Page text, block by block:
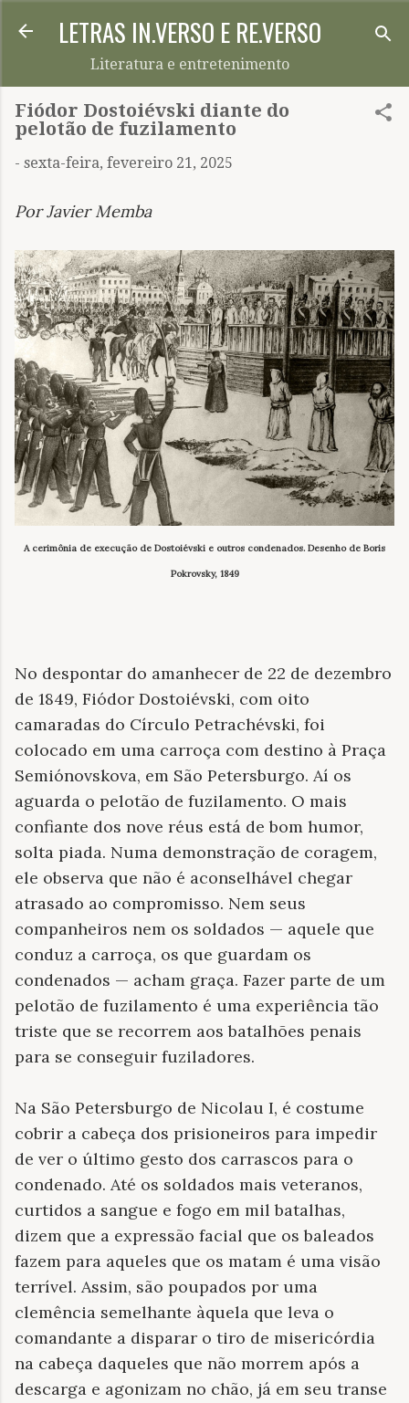
Pular para o conteúdo principal
LETRAS IN.VERSO E RE.VERSO
Literatura e entretenimento
Fiódor Dostoiévski diante do
pelotão de fuzilamento
- sexta-feira, fevereiro 21, 2025
Por Javier Memba
A cerimônia de execução de Dostoiévski e outros condenados. Desenho de Boris
Pokrovsky, 1849
No despontar do amanhecer de 22 de dezembro
de 1849, Fiódor Dostoiévski, com oito
camaradas do Círculo Petrachévski, foi
colocado em uma carroça com destino à Praça
Semiónovskova, em São Petersburgo. Aí os
aguarda o pelotão de fuzilamento. O mais
confiante dos nove réus está de bom humor,
solta piada. Numa demonstração de coragem,
ele observa que não é aconselhável chegar
atrasado ao compromisso. Nem seus
companheiros nem os soldados — aquele que
conduz a carroça, os que guardam os
condenados — acham graça. Fazer parte de um
pelotão de fuzilamento é uma experiência tão
triste que se recorrem aos batalhões penais
para se conseguir fuziladores.
Na São Petersburgo de Nicolau I, é costume
cobrir a cabeça dos prisioneiros para impedir
de ver o último gesto dos carrascos para o
condenado. Até os soldados mais veteranos,
curtidos a sangue e fogo em mil batalhas,
dizem que a expressão facial que os baleados
fazem para aqueles que os matam é uma visão
terrível. Assim, são poupados por uma
clemência semelhante àquela que leva o
comandante a disparar o tiro de misericórdia
na cabeça daqueles que não morrem após a
descarga e agonizam no chão, já em seu transe